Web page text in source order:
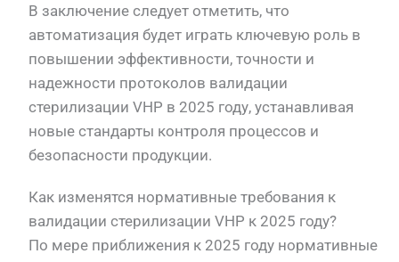
В заключение следует отметить, что
автоматизация будет играть ключевую роль в
повышении эффективности, точности и
надежности протоколов валидации
стерилизации VHP в 2025 году, устанавливая
новые стандарты контроля процессов и
безопасности продукции.
Как изменятся нормативные требования к
валидации стерилизации VHP к 2025 году?
По мере приближения к 2025 году нормативные